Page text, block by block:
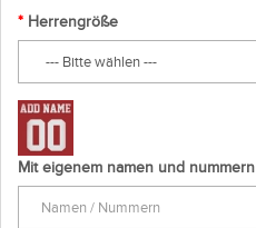
Herrengröße
Mit eigenem namen und nummern